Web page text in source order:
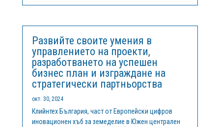
изисквания на производствените процеси. Главна
Развийте своите умения в
управлението на проекти,
разработването на успешен
бизнес план и изграждане на
стратегически партньорства
окт. 30, 2024
Клийнтех България, част от Европейски цифров
иновационен хъб за земеделие в Южен централен